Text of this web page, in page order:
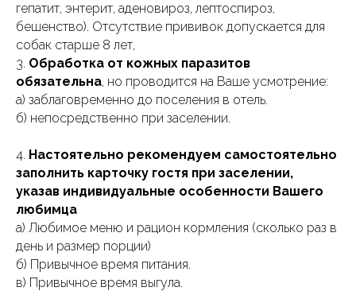
гепатит, энтерит, аденовироз, лептоспироз,
бешенство). Отсутствие прививок допускается для
собак старше 8 лет,
3. Обработка от кожных паразитов
обязательна, но проводится на Ваше усмотрение:
а) заблаговременно до поселения в отель.
б) непосредственно при заселении.
4. Настоятельно рекомендуем самостоятельно
заполнить карточку гостя при заселении,
указав индивидуальные особенности Вашего
любимца
а) Любимое меню и рацион кормления (сколько раз в
день и размер порции)
б) Привычное время питания.
в) Привычное время выгула.